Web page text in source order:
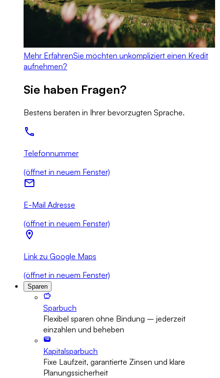
Mehr ErfahrenSie möchten unkompliziert einen Kredit
aufnehmen?
Sie haben Fragen?
Bestens beraten in Ihrer bevorzugten Sprache.
Telefonnummer
(öffnet in neuem Fenster)
E-Mail Adresse
(öffnet in neuem Fenster)
Link zu Google Maps
(öffnet in neuem Fenster)
Sparen
Sparbuch
Flexibel sparen ohne Bindung – jederzeit
einzahlen und beheben
Kapitalsparbuch
Fixe Laufzeit, garantierte Zinsen und klare
Planungssicherheit